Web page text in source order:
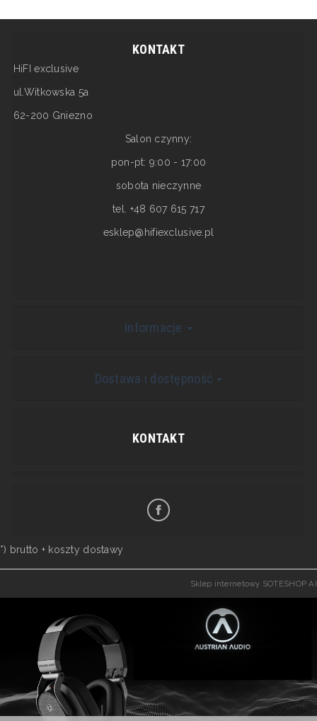
KONTAKT
HiFI exclusive
ul.Witkowska 5a
62-200 Gniezno
Salon czynny:
pon-pt: 9:00 - 17:00
sobota nieczynne
tel. +48 607 615 717
esklep@hifiexclusive.pl
Informacje
Dostawa i dostępność
KONTAKT
*) brutto + koszty dostawy
Sklep internetowy SOTESHOP AI